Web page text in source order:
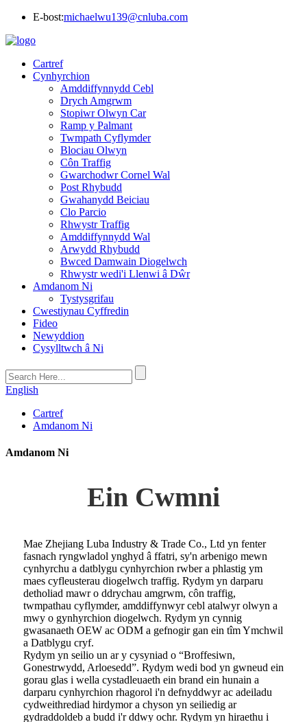
E-bost:michaelwu139@cnluba.com
Cartref
Cynhyrchion
Amddiffynnydd Cebl
Drych Amgrwm
Stopiwr Olwyn Car
Ramp y Palmant
Twmpath Cyflymder
Blociau Olwyn
Côn Traffig
Gwarchodwr Cornel Wal
Post Rhybudd
Gwahanydd Beiciau
Clo Parcio
Rhwystr Traffig
Amddiffynnydd Wal
Arwydd Rhybudd
Bwced Damwain Diogelwch
Rhwystr wedi'i Llenwi â Dŵr
Amdanom Ni
Tystysgrifau
Cwestiynau Cyffredin
Fideo
Newyddion
Cysylltwch â Ni
English
Cartref
Amdanom Ni
Amdanom Ni
Ein Cwmni
Mae Zhejiang Luba Industry & Trade Co., Ltd yn fenter
fasnach ryngwladol ynghyd â ffatri, sy'n arbenigo mewn
cynhyrchu a datblygu cynhyrchion rwber a phlastig ym
maes cyfleusterau diogelwch traffig. Rydym yn darparu
detholiad mawr o ddrychau amgrwm, côn traffig,
twmpathau cyflymder, amddiffynwyr cebl atalwyr olwyn a
mwy o gynhyrchion diogelwch. Rydym yn cynnig
gwasanaeth OEW ac ODM a gefnogir gan ein tîm Ymchwil
a Datblygu cryf.
Rydym yn seilio un ar y cysyniad o “Broffesiwn,
Gonestrwydd, Arloesedd”. Rydym wedi bod yn gwneud ein
gorau glas i wella cystadleuaeth ein brand ein hunain a
darparu cynhyrchion rhagorol i'n defnyddwyr ac adeiladu
cydweithrediad hirdymor a chyson yn seiliedig ar
gydraddoldeb a budd i'r ddwy ochr. Rydym yn hiraethu i